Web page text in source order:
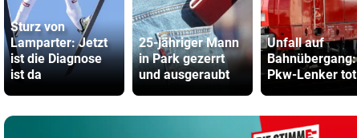
Sturz von
Lamparter: Jetzt
ist die Diagnose
ist da
25-jähriger Mann
in Park gezerrt
und ausgeraubt
Unfall auf
Bahnübergang:
Pkw-Lenker tot